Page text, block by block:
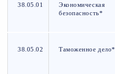
38.05.01
Экономическая
безопасность*
38.05.02 Таможенное дело*